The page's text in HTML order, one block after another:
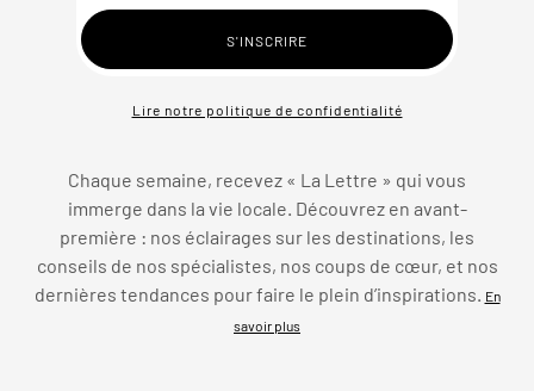
Lire notre politique de confidentialité
Chaque semaine, recevez « La Lettre » qui vous
immerge dans la vie locale. Découvrez en avant-
première : nos éclairages sur les destinations, les
conseils de nos spécialistes, nos coups de cœur, et nos
dernières tendances pour faire le plein d’inspirations.
En
savoir plus